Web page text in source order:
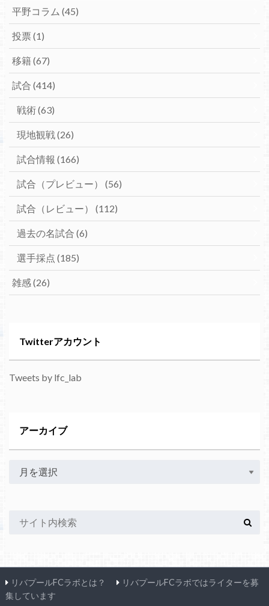
平野コラム (45)
投票 (1)
移籍(67)
試合 (414)
戦術(63)
現地観戦(26)
試合情報 (166)
試合（プレビュー） (56)
試合（レビュー） (112)
過去の名試合 (6)
選手採点 (185)
雑感(26)
Twitterアカウント
Tweets by lfc_lab
アーカイブ
リバプールFCラボとは？
リバプールFCラボではライターを募
集しています